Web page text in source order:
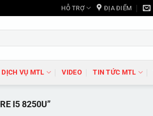
HỖ TRỢ ĐỊA ĐIỂM
DỊCH VỤ MTL VIDEO TIN TỨC MTL
I5 8250U”